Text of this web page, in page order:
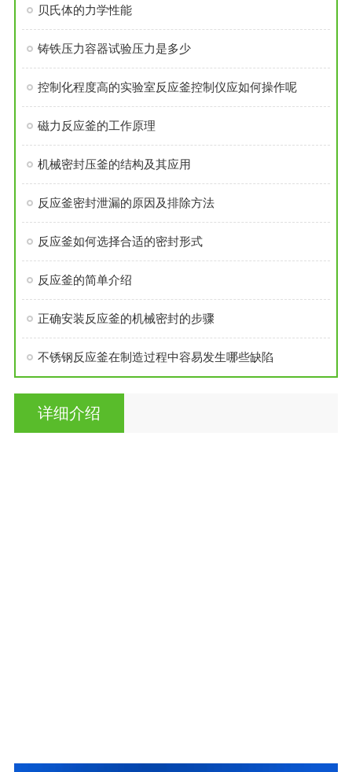
贝氏体的力学性能
铸铁压力容器试验压力是多少
控制化程度高的实验室反应釜控制仪应如何操作呢
磁力反应釜的工作原理
机械密封压釜的结构及其应用
反应釜密封泄漏的原因及排除方法
反应釜如何选择合适的密封形式
反应釜的简单介绍
正确安装反应釜的机械密封的步骤
不锈钢反应釜在制造过程中容易发生哪些缺陷
详细介绍